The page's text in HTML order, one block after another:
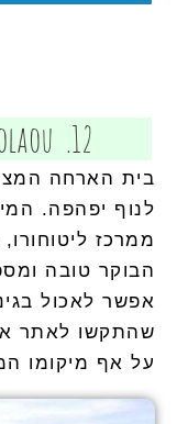
12. Guesthouse Papanikolaou
בית הארחה
לנוף יפהפה.
ממרכז
הבוקר טובה
אפשר לאכול
שהתקשו לאתר
על אף מיקומו